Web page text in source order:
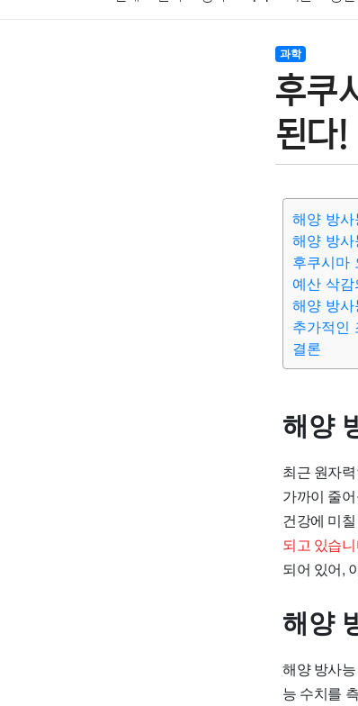
결혼 육아
기술 종교
과학
후쿠
된다!
해양 방
해양 방
후쿠시마
예산 삭
해양 방
추가적인
결론
해양
최근 원자
가까이 줄
건강에 미
되고 있습
되어 있어,
해양
해양 방사
능 수치를